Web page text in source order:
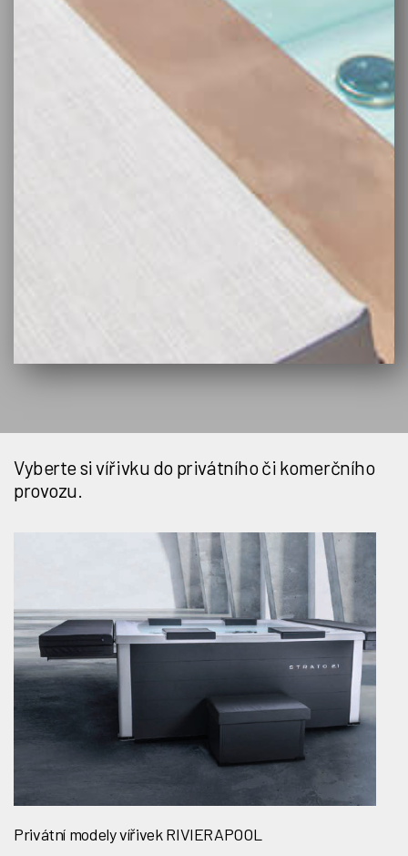
Vyberte si vířivku do privátního či komerčního
provozu.
Privátní modely vířivek RIVIERAPOOL